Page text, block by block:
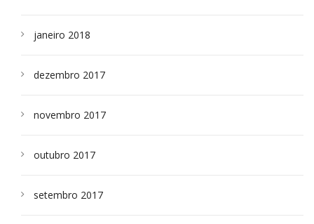
janeiro 2018
dezembro 2017
novembro 2017
outubro 2017
setembro 2017